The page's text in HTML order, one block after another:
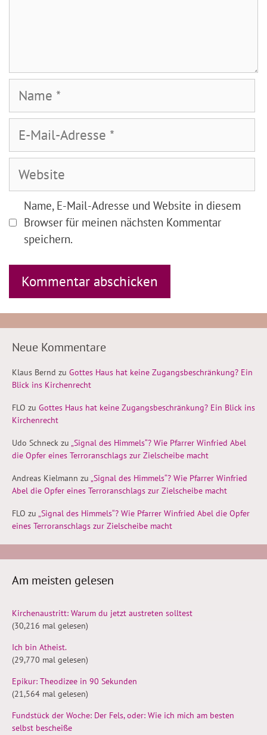
Mail-
Adresse
Name, E-Mail-Adresse und Website in diesem
Browser für meinen nächsten Kommentar
speichern.
Neue Kommentare
Klaus Bernd zu Gottes Haus hat keine Zugangsbeschränkung? Ein
Blick ins Kirchenrecht
FLO zu Gottes Haus hat keine Zugangsbeschränkung? Ein Blick ins
Kirchenrecht
Udo Schneck zu „Signal des Himmels“? Wie Pfarrer Winfried Abel
die Opfer eines Terroranschlags zur Zielscheibe macht
Andreas Kielmann zu „Signal des Himmels“? Wie Pfarrer Winfried
Abel die Opfer eines Terroranschlags zur Zielscheibe macht
FLO zu „Signal des Himmels“? Wie Pfarrer Winfried Abel die Opfer
eines Terroranschlags zur Zielscheibe macht
Am meisten gelesen
Kirchenaustritt: Warum du jetzt austreten solltest
(30,216 mal gelesen)
Ich bin Atheist.
(29,770 mal gelesen)
Epikur: Theodizee in 90 Sekunden
(21,564 mal gelesen)
Fundstück der Woche: Der Fels, oder: Wie ich mich am besten
selbst bescheiße